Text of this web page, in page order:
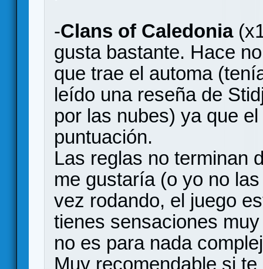
-Clans of Caledonia
gusta bastante. Hace
que trae el automa
leído una reseña de
por las nubes) ya que
puntuación.
Las reglas no terminan
me gustaría (o yo no
vez rodando, el juego
tienes sensaciones
no es para nada
Muy recomendable si